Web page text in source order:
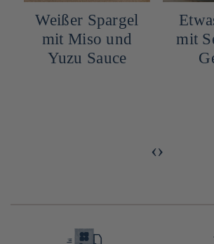
Weißer Spargel
mit Miso und
Yuzu Sauce
mit
‹›